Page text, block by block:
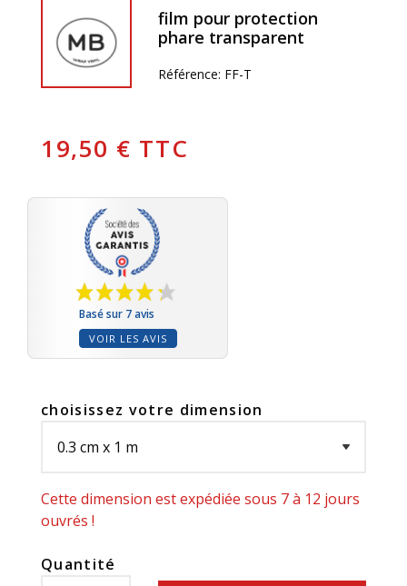
film pour protection
phare transparent
Référence: FF-T
19,50 € TTC
Basé sur 7 avis
VOIR LES AVIS
choisissez votre dimension
Cette dimension est expédiée sous 7 à 12 jours
ouvrés !
Quantité